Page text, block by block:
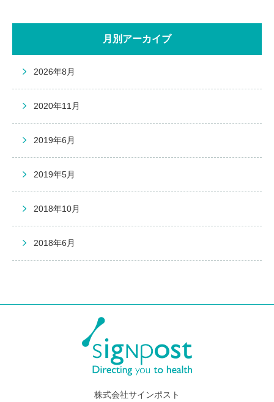
月別アーカイブ
2026年8月
2020年11月
2019年6月
2019年5月
2018年10月
2018年6月
株式会社サインポスト